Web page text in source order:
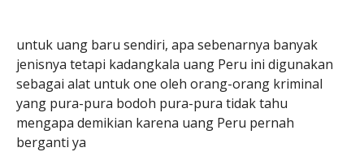
untuk uang baru sendiri, apa sebenarnya banyak
jenisnya tetapi kadangkala uang Peru ini digunakan
sebagai alat untuk one oleh orang-orang kriminal
yang pura-pura bodoh pura-pura tidak tahu
mengapa demikian karena uang Peru pernah
berganti ya